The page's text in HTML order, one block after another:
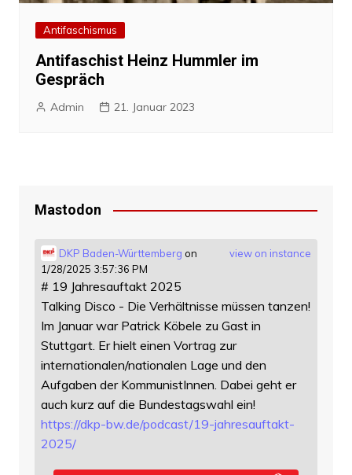
Antifaschismus
Antifaschist Heinz Hummler im
Gespräch
Admin 21. Januar 2023
Mastodon
view on instance
DKP Baden-Württemberg on
1/28/2025 3:57:36 PM
# 19 Jahresauftakt 2025
Talking Disco - Die Verhältnisse müssen tanzen!
Im Januar war Patrick Köbele zu Gast in
Stuttgart. Er hielt einen Vortrag zur
internationalen/nationalen Lage und den
Aufgaben der KommunistInnen. Dabei geht er
auch kurz auf die Bundestagswahl ein!
https://dkp-bw.de/podcast/19-jahresauftakt-
2025/